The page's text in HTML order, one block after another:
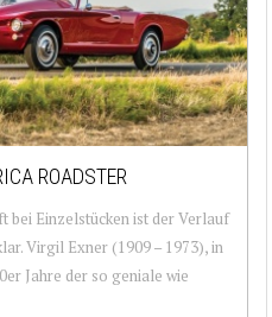
ROADSTER
bei Einzelstücken ist der Verlauf
Virgil Exner (1909 – 1973), in
Jahre der so geniale wie